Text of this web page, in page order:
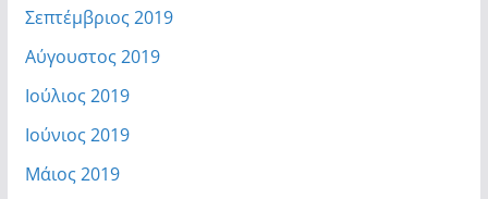
Σεπτέμβριος 2019
Αύγουστος 2019
Ιούλιος 2019
Ιούνιος 2019
Μάιος 2019